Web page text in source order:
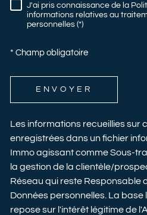
J'ai pris connaissance de la
informations relatives au
personnelles (*)
* Champ obligatoire
ENVOYER
Les informations recueillies sur
enregistrées dans un fichier
Immo agissant comme Sous-
la gestion de la clientèle/
Réseau qui reste Responsable
Données personnelles. La
repose sur l'intérêt légitime de